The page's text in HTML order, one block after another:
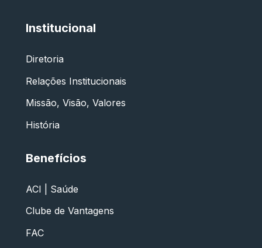
Institucional
Diretoria
Relações Institucionais
Missão, Visão, Valores
História
Benefícios
ACI | Saúde
Clube de Vantagens
FAC